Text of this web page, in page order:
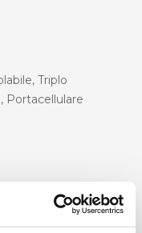
Triplo
Portacellulare
nickel